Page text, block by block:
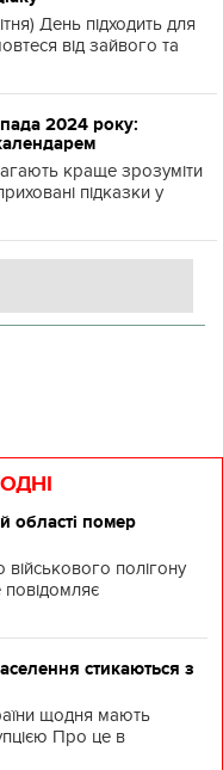
День підходить для
від зайвого та
2024 року:
краще зрозуміти
підказки у
області помер
військового полігону
стикаються з
щодня мають
Про це в